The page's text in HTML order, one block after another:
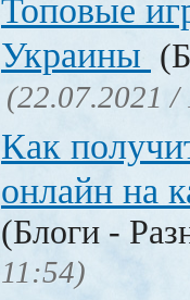
Топовые
Украины
(22.07.2021 /
Как
онлайн на
(Блоги -
11:54)